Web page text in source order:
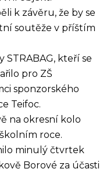
k závěru, že by se
soutěže v příštím
kteří se
pro ZŠ
sponzorského
Teifoc.
na okresní kolo
roce.
minulý čtvrtek
Borové za účasti